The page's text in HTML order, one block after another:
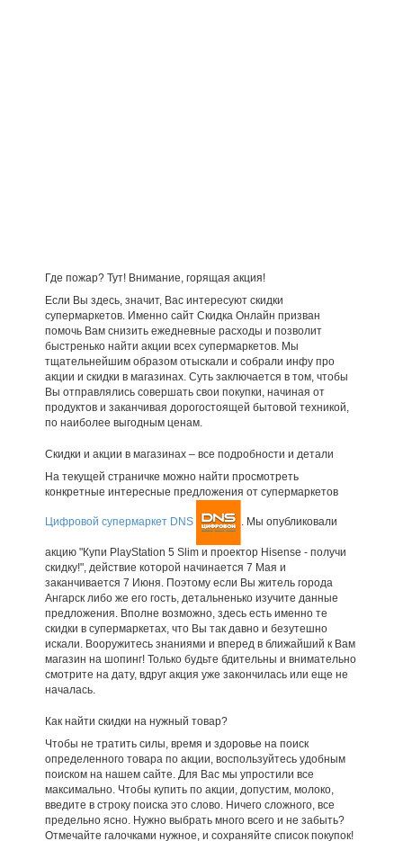
Где пожар? Тут! Внимание, горящая акция!
Если Вы здесь, значит, Вас интересуют скидки
супермаркетов. Именно сайт Скидка Онлайн призван
помочь Вам снизить ежедневные расходы и позволит
быстренько найти акции всех супермаркетов. Мы
тщательнейшим образом отыскали и собрали инфу про
акции и скидки в магазинах. Суть заключается в том, чтобы
Вы отправлялись совершать свои покупки, начиная от
продуктов и заканчивая дорогостоящей бытовой техникой,
по наиболее выгодным ценам.
Скидки и акции в магазинах – все подробности и детали
На текущей страничке можно найти просмотреть
конкретные интересные предложения от супермаркетов
Цифровой супермаркет DNS . Мы опубликовали
акцию "Купи PlayStation 5 Slim и проектор Hisense - получи
скидку!", действие которой начинается 7 Мая и
заканчивается 7 Июня. Поэтому если Вы житель города
Ангарск либо же его гость, детальненько изучите данные
предложения. Вполне возможно, здесь есть именно те
скидки в супермаркетах, что Вы так давно и безутешно
искали. Вооружитесь знаниями и вперед в ближайший к Вам
магазин на шопинг! Только будьте бдительны и внимательно
смотрите на дату, вдруг акция уже закончилась или еще не
началась.
Как найти скидки на нужный товар?
Чтобы не тратить силы, время и здоровье на поиск
определенного товара по акции, воспользуйтесь удобным
поиском на нашем сайте. Для Вас мы упростили все
максимально. Чтобы купить по акции, допустим, молоко,
введите в строку поиска это слово. Ничего сложного, все
предельно ясно. Нужно выбрать много всего и не забыть?
Отмечайте галочками нужное, и сохраняйте список покупок!